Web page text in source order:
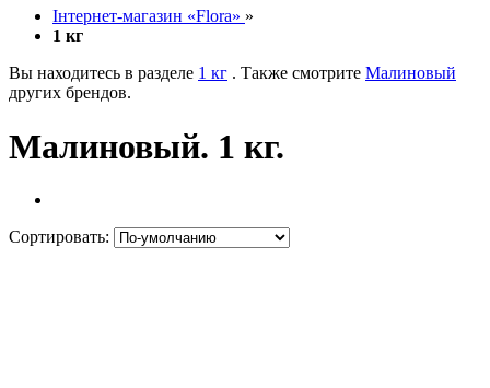
Інтернет-магазин «Flora» »
1 кг
Вы находитесь в разделе 1 кг . Также смотрите Малиновый
других брендов.
Малиновый. 1 кг.
Сортировать: